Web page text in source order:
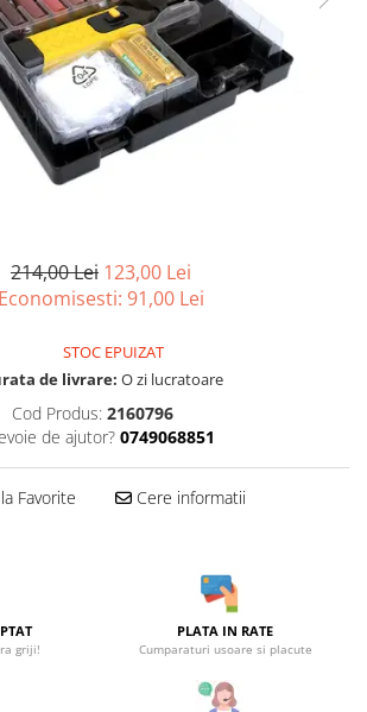
accesorii
gard
din lemn
pentru
214,00 Lei 123,00 Lei
Economisesti: 91,00 Lei
STOC EPUIZAT
de livrare: O zi lucratoare
Cod Produs: 2160796
de ajutor? 0749068851
Favorite Cere informatii
griji!
PLATA IN RATE
Cumparaturi usoare si placute